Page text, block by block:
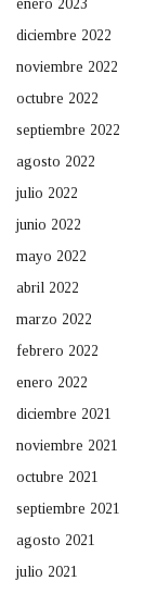
enero 2023
diciembre 2022
noviembre 2022
octubre 2022
septiembre 2022
agosto 2022
julio 2022
junio 2022
mayo 2022
abril 2022
marzo 2022
febrero 2022
enero 2022
diciembre 2021
noviembre 2021
octubre 2021
septiembre 2021
agosto 2021
julio 2021